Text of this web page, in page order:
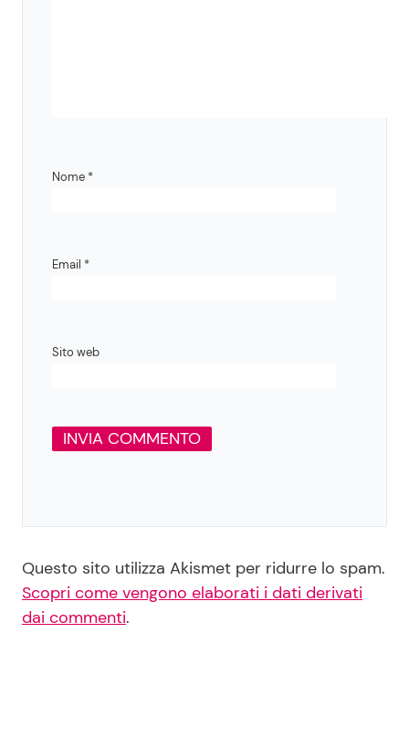
Nome *
Email *
Sito web
Questo sito utilizza Akismet per ridurre lo spam.
Scopri come vengono elaborati i dati derivati
dai commenti.